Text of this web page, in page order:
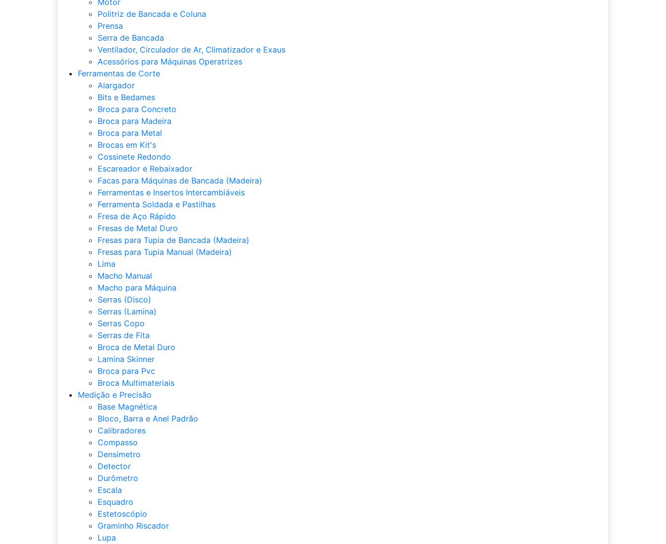
Motor
Politriz de Bancada e Coluna
Prensa
Serra de Bancada
Ventilador, Circulador de Ar, Climatizador e Exaus
Acessórios para Máquinas Operatrizes
Ferramentas de Corte
Alargador
Bits e Bedames
Broca para Concreto
Broca para Madeira
Broca para Metal
Brocas em Kit's
Cossinete Redondo
Escareador e Rebaixador
Facas para Máquinas de Bancada (Madeira)
Ferramentas e Insertos Intercambiáveis
Ferramenta Soldada e Pastilhas
Fresa de Aço Rápido
Fresas de Metal Duro
Fresas para Tupia de Bancada (Madeira)
Fresas para Tupia Manual (Madeira)
Lima
Macho Manual
Macho para Máquina
Serras (Disco)
Serras (Lamina)
Serras Copo
Serras de Fita
Broca de Metal Duro
Lamina Skinner
Broca para Pvc
Broca Multimateriais
Medição e Precisão
Base Magnética
Bloco, Barra e Anel Padrão
Calibradores
Compasso
Densímetro
Detector
Durômetro
Escala
Esquadro
Estetoscópio
Graminho Riscador
Lupa